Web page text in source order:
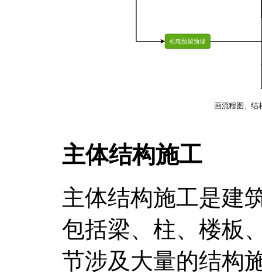
主体结构施工
主体结构施工是建
包括梁、柱、楼板
节涉及大量的结构